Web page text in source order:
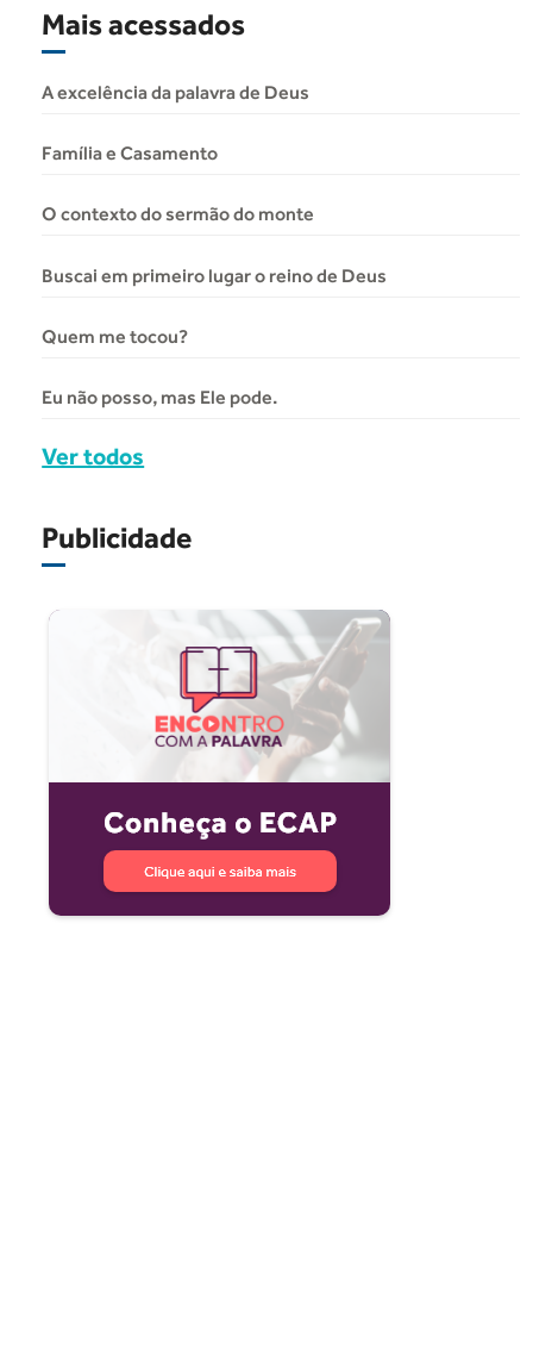
Mais acessados
A excelência da palavra de Deus
Família e Casamento
O contexto do sermão do monte
Buscai em primeiro lugar o reino de Deus
Quem me tocou?
Eu não posso, mas Ele pode.
Ver todos
Publicidade